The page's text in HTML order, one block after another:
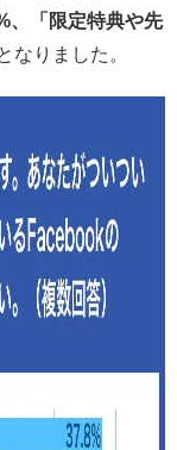
、「限定特典や先
なりました。